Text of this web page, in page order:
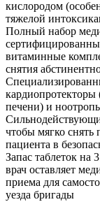
кислородом
тяжелой
Полный набор
витаминные
снятия
кардиопротекторы
печени) и
чтобы мягко снять
пациента в
Запас таблеток на
врач оставляет
приема для
уезда бригады